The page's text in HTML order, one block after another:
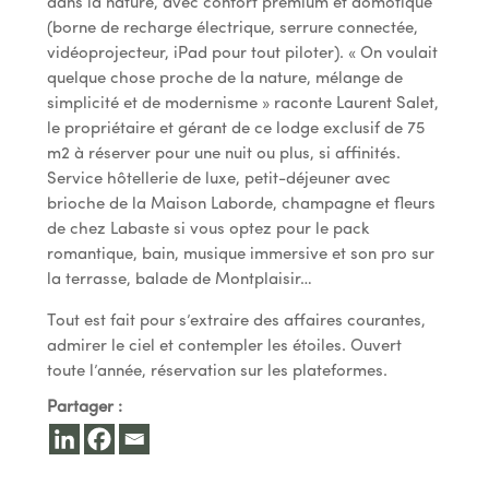
dans la nature, avec confort premium et domotique
(borne de recharge électrique, serrure connectée,
vidéoprojecteur, iPad pour tout piloter). « On voulait
quelque chose proche de la nature, mélange de
simplicité et de modernisme » raconte Laurent Salet,
le propriétaire et gérant de ce lodge exclusif de 75
m2 à réserver pour une nuit ou plus, si affinités.
Service hôtellerie de luxe, petit-déjeuner avec
brioche de la Maison Laborde, champagne et fleurs
de chez Labaste si vous optez pour le pack
romantique, bain, musique immersive et son pro sur
la terrasse, balade de Montplaisir…
Tout est fait pour s’extraire des affaires courantes,
admirer le ciel et contempler les étoiles. Ouvert
toute l’année, réservation sur les plateformes.
Partager :